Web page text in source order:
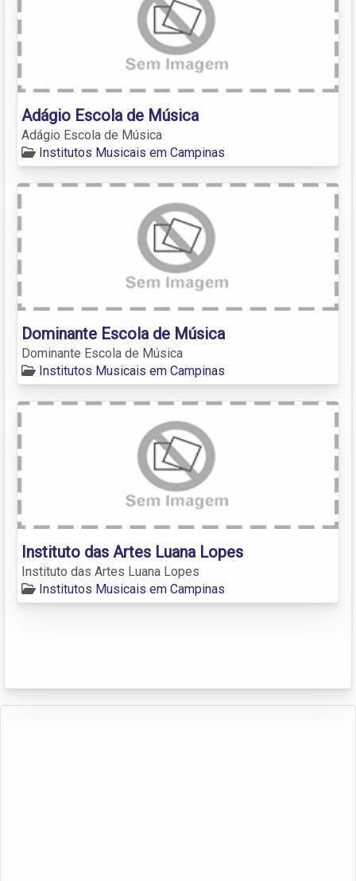
Adágio Escola de Música
Adágio Escola de Música
Institutos Musicais em Campinas
Dominante Escola de Música
Dominante Escola de Música
Institutos Musicais em Campinas
Instituto das Artes Luana Lopes
Instituto das Artes Luana Lopes
Institutos Musicais em Campinas